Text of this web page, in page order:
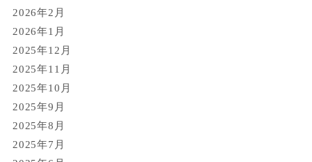
2026年2月
2026年1月
2025年12月
2025年11月
2025年10月
2025年9月
2025年8月
2025年7月